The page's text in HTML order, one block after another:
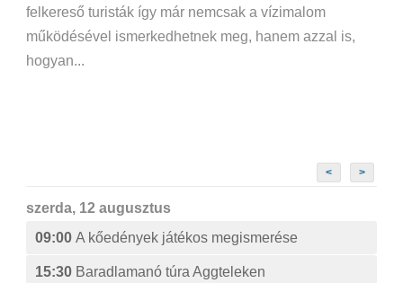
felkereső turisták így már nemcsak a vízimalom
működésével ismerkedhetnek meg, hanem azzal is,
hogyan...
< >
szerda, 12 augusztus
09:00 A kőedények játékos megismerése
15:30 Baradlamanó túra Aggteleken